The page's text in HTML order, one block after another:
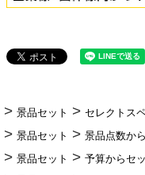
景品セット
セレクトス
景品セット
景品点数か
景品セット
予算からセ